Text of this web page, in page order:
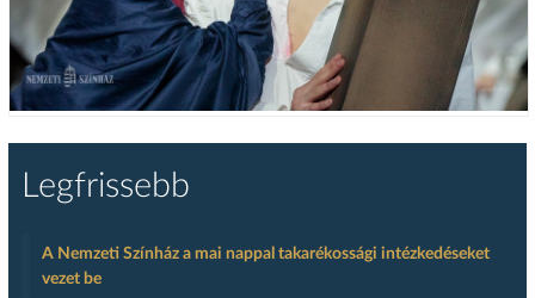
Legfrissebb
A Nemzeti Színház a mai nappal takarékossági intézkedéseket
vezet be